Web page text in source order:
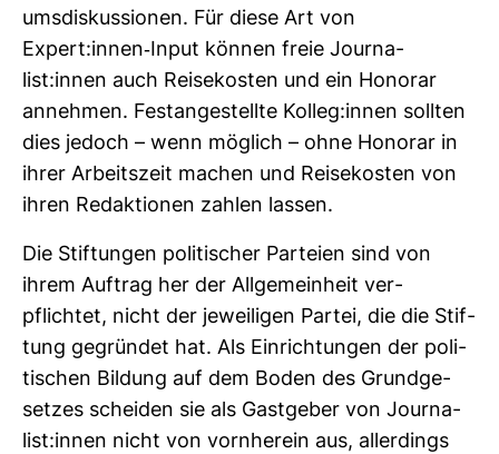
ums­dis­kus­sionen. Für diese Art von
Expert:innen-​Input können freie Jour­na­
list:innen auch Rei­se­kosten und ein Honorar
annehmen. Fest­an­ge­stellte Kolleg:innen sollten
dies jedoch – wenn mög­lich – ohne Honorar in
ihrer Arbeits­zeit machen und Rei­se­kosten von
ihren Redak­tionen zahlen lassen.
Die Stif­tungen poli­ti­scher Par­teien sind von
ihrem Auf­trag her der All­ge­mein­heit ver­
pflichtet, nicht der jewei­ligen Partei, die die Stif­
tung gegründet hat. Als Ein­rich­tungen der poli­
ti­schen Bil­dung auf dem Boden des Grund­ge­
setzes scheiden sie als Gast­geber von Jour­na­
list:innen nicht von vorn­herein aus, aller­dings